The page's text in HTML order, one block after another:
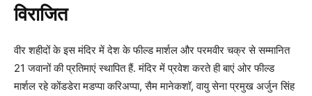
विराजित
वीर शहीदों के इस मंदिर में देश के फील्ड मार्शल और परमवीर चक्र से सम्मानित
21 जवानों की प्रतिमाएं स्थापित हैं. मंदिर में प्रवेश करते ही बाएं ओर फील्ड
मार्शल रहे कोंडडेरा मडप्पा करिअप्पा, सैम मानेकशॉ, वायु सेना प्रमुख अर्जुन सिंह